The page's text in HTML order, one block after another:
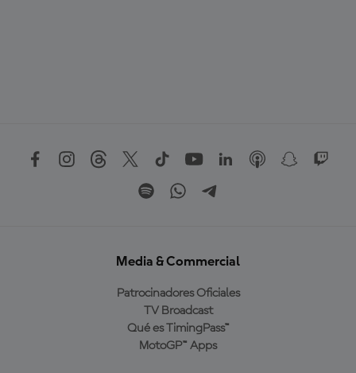
Media & Commercial
Patrocinadores Oficiales
TV Broadcast
Qué es TimingPass™
MotoGP™ Apps